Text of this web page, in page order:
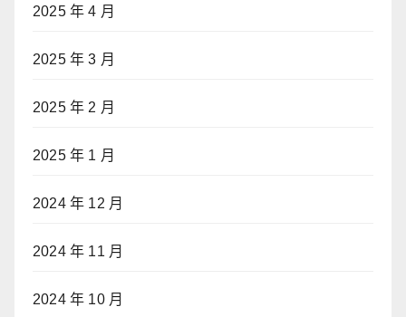
2025 年 4 月
2025 年 3 月
2025 年 2 月
2025 年 1 月
2024 年 12 月
2024 年 11 月
2024 年 10 月